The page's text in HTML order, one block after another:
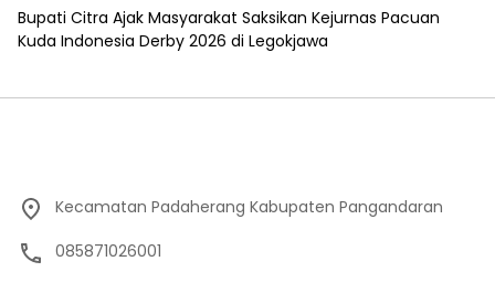
Bupati Citra Ajak Masyarakat Saksikan Kejurnas Pacuan
Kuda Indonesia Derby 2026 di Legokjawa
Kecamatan Padaherang Kabupaten Pangandaran
085871026001